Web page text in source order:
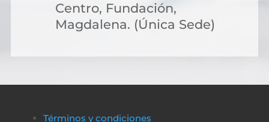
Centro, Fundación,
Magdalena. (Única Sede)
Términos y condiciones